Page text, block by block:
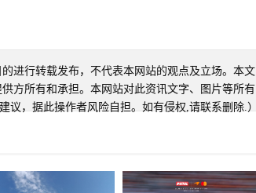
进行转载发布，不代表本网站的观点及立场。本文
方所有和承担。本网站对此资讯文字、图片等所有
，据此操作者风险自担。如有侵权,请联系删除.）